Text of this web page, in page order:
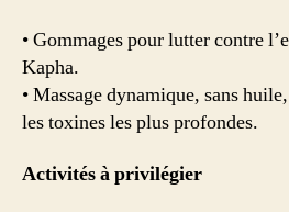
• Gommages pour lutter contre
Kapha.
• Massage dynamique, sans
les toxines les plus profondes.
Activités à privilégier